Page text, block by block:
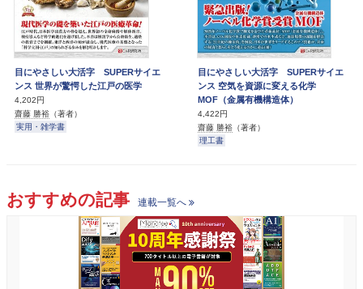
目にやさしい大活字 SUPERサイエ
ンス 世界が驚愕した江戸の医学
4,202円
齋藤 勝裕 （著者）
実用・雑学書
目にやさしい大活字 SUPERサイエ
ンス 空気を資源に変える化学
MOF（金属有機構造体）
4,422円
齋藤 勝裕 （著者）
理工書
おすすめの記事 連載一覧へ